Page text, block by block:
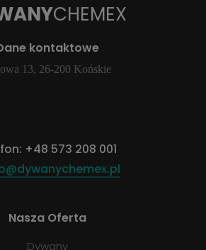
CHEMEX
kontaktowe
13, 26-200 Końskie
+48 573 208 001
Nasza Oferta
Dywany